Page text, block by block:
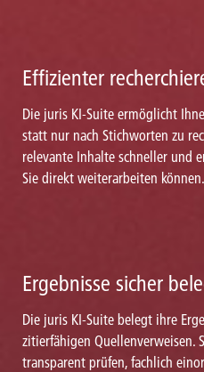
Effizienter
Die juris KI-Suite ermöglicht
statt nur nach Stichworten zu
relevante Inhalte schneller und
Sie direkt weiterarbeiten können.
Ergebnisse sicher
Die juris KI-Suite belegt ihre
zitierfähigen Quellenverweisen.
transparent prüfen, fachlich